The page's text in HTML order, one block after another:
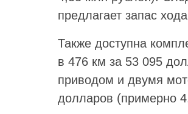
предлагает запас
Также доступна
в 476 км за 53 095
приводом и двумя
долларов (примерно